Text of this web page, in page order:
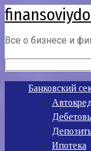
Перейти
к
контенту
Все о бизнесе и
Банковский
Ипотека